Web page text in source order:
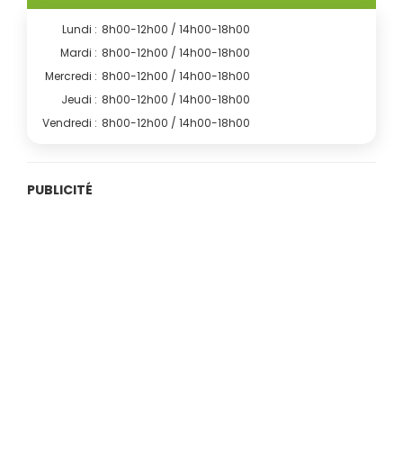
Lundi : 8h00-12h00 / 14h00-18h00
Mardi : 8h00-12h00 / 14h00-18h00
Mercredi : 8h00-12h00 / 14h00-18h00
Jeudi : 8h00-12h00 / 14h00-18h00
Vendredi : 8h00-12h00 / 14h00-18h00
PUBLICITÉ